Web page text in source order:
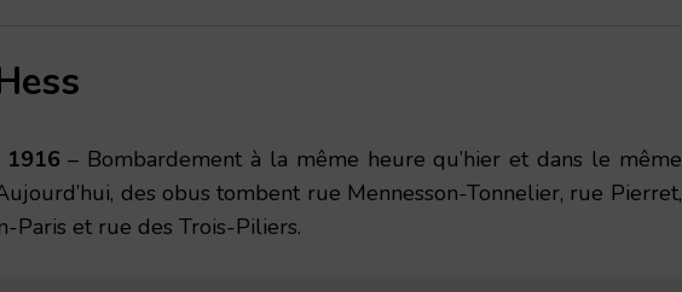
– Bombardement à la même heure qu’hier et dans le même
des obus tombent rue Mennesson-Tonnelier, rue Pierret,
Paris et rue des Trois-Piliers.